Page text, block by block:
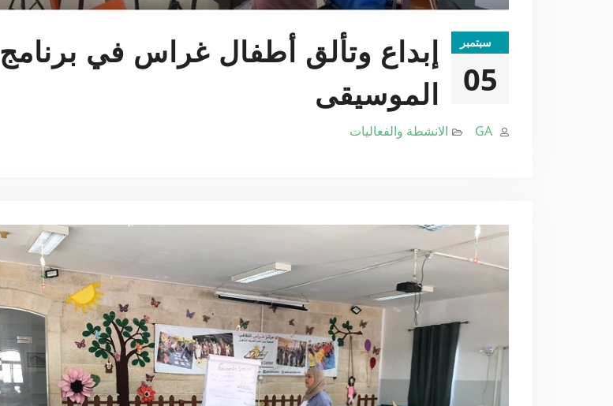
سبتمبر
05
إبداع وتألق أطفال غراس في برنامج
الموسيقى
GA الانشطة والفعاليات